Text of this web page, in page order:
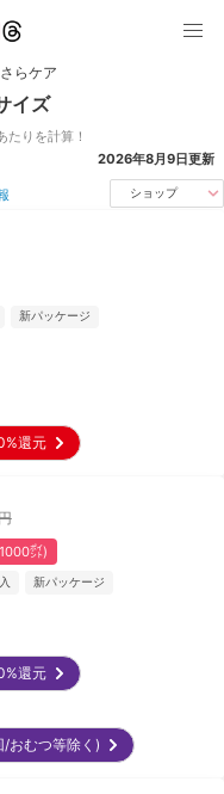
らケア
イズ
たりを計算！
2026年8月9日更新
ショップ
新パッケージ
還元
㌽)
新パッケージ
還元
/おむつ等除く)